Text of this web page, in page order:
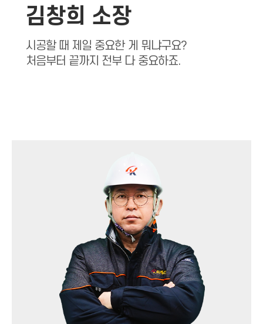
김창희 소장
시공할 때 제일 중요한 게 뭐냐구요?
처음부터 끝까지 전부 다 중요하죠.